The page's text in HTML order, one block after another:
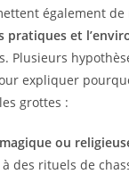
également
pratiques et
Plusieurs
expliquer
grottes :
ou
des rituels de